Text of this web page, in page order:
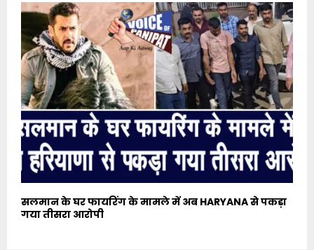
सलमान के घर फायरिंग के मामले में अब HARYANA से पकड़ा
गया तीसरा आरोपी